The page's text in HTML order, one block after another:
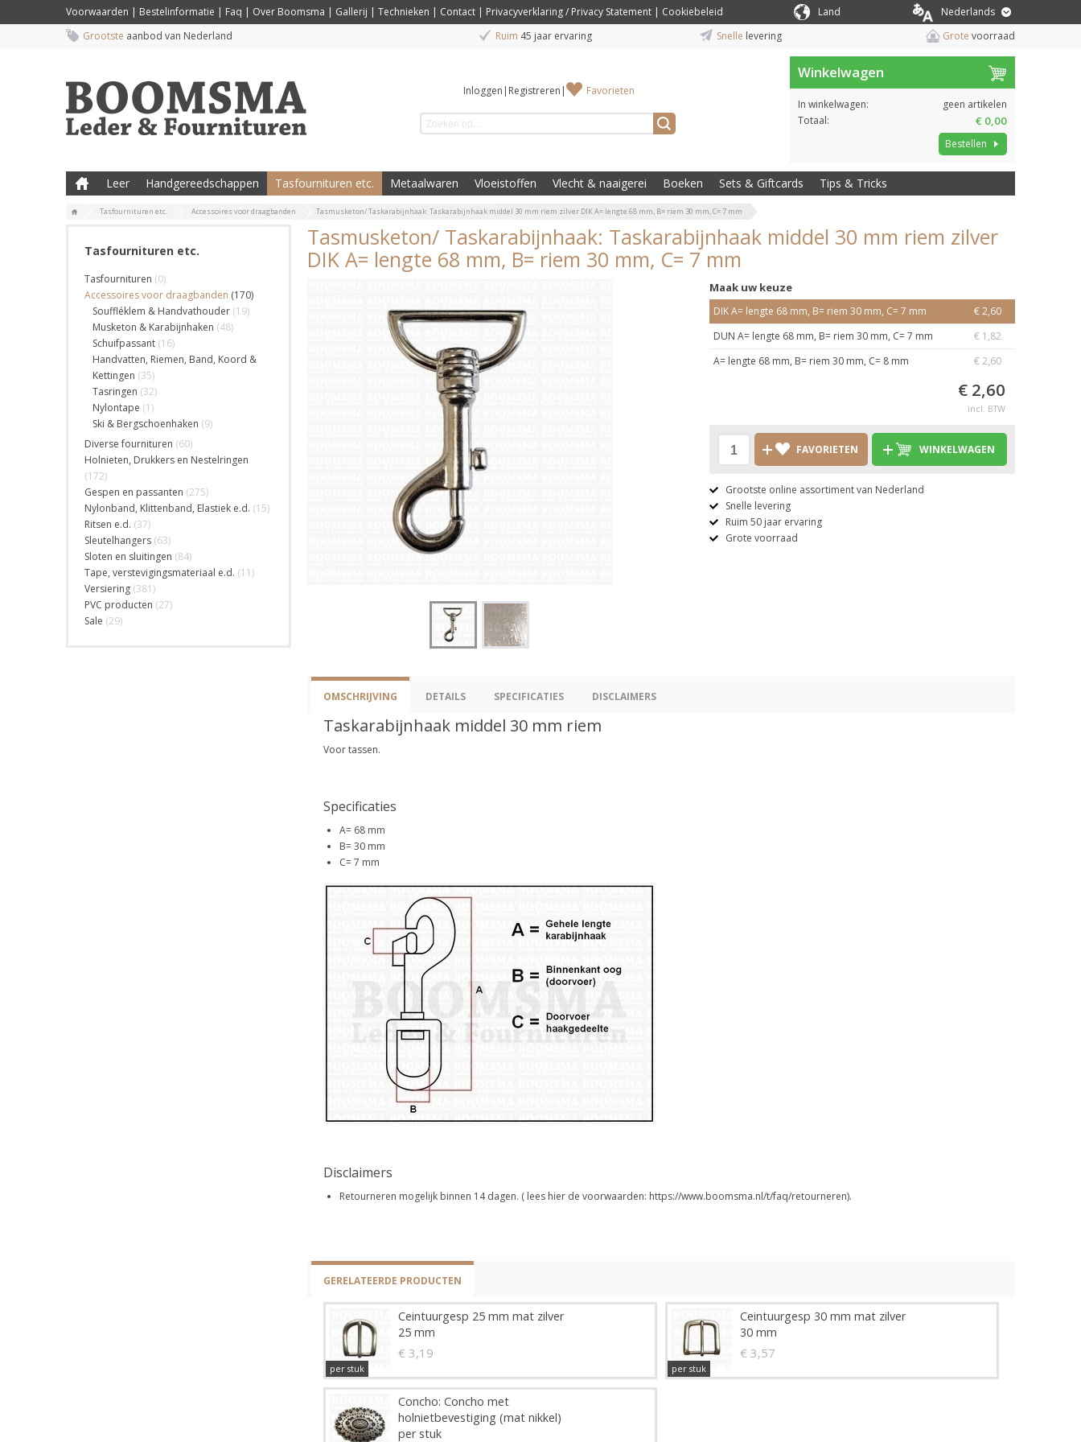
Voorwaarden | Bestelinformatie | Faq | Over Boomsma | Gallerij | Technieken | Contact | Privacyverklaring / Privacy Statement | Cookiebeleid Land
Nederlands
Grootste aanbod van Nederland Ruim 45 jaar ervaring Snelle levering Grote voorraad
Inloggen | Registreren | Favorieten
Winkelwagen
In winkelwagen:
geen artikelen
Totaal:
€ 0,00
Bestellen
Leer Handgereedschappen Tasfournituren etc. Metaalwaren Vloeistoffen Vlecht & naaigerei Boeken Sets & Giftcards Tips & Tricks
Tasfournituren etc. Accessoires voor draagbanden Tasmusketon/ Taskarabijnhaak: Taskarabijnhaak middel 30 mm riem zilver DIK A= lengte 68 mm, B= riem 30 mm, C= 7 mm
Tasfournituren etc.
Tasfournituren (0)
Accessoires voor draagbanden (170)
Souffléklem & Handvathouder (19)
Musketon & Karabijnhaken (48)
Schuifpassant (16)
Handvatten, Riemen, Band, Koord &
Kettingen (35)
Tasringen (32)
Nylontape (1)
Ski & Bergschoenhaken (9)
Diverse fournituren (60)
Holnieten, Drukkers en Nestelringen
(172)
Gespen en passanten (275)
Nylonband, Klittenband, Elastiek e.d. (15)
Ritsen e.d. (37)
Sleutelhangers (63)
Sloten en sluitingen (84)
Tape, verstevigingsmateriaal e.d. (11)
Versiering (381)
PVC producten (27)
Sale (29)
Tasmusketon/ Taskarabijnhaak: Taskarabijnhaak middel 30 mm riem zilver
DIK A= lengte 68 mm, B= riem 30 mm, C= 7 mm
Maak uw keuze
DIK A= lengte 68 mm, B= riem 30 mm, C= 7 mm
€ 2,60
DUN A= lengte 68 mm, B= riem 30 mm, C= 7 mm
€ 1,82
A= lengte 68 mm, B= riem 30 mm, C= 8 mm
€ 2,60
€ 2,60
incl. BTW
FAVORIETEN WINKELWAGEN
Grootste online assortiment van Nederland
Snelle levering
Ruim 50 jaar ervaring
Grote voorraad
OMSCHRIJVING DETAILS SPECIFICATIES DISCLAIMERS
Taskarabijnhaak middel 30 mm riem
Voor tassen.
Specificaties
A= 68 mm
B= 30 mm
C= 7 mm
Disclaimers
Retourneren mogelijk binnen 14 dagen. ( lees hier de voorwaarden: https://www.boomsma.nl/t/faq/retourneren).
GERELATEERDE PRODUCTEN
Ceintuurgesp 25 mm mat zilver
25 mm
€ 3,19
per stuk
Ceintuurgesp 30 mm mat zilver
30 mm
€ 3,57
per stuk
Concho: Concho met
holnietbevestiging (mat nikkel)
per stuk